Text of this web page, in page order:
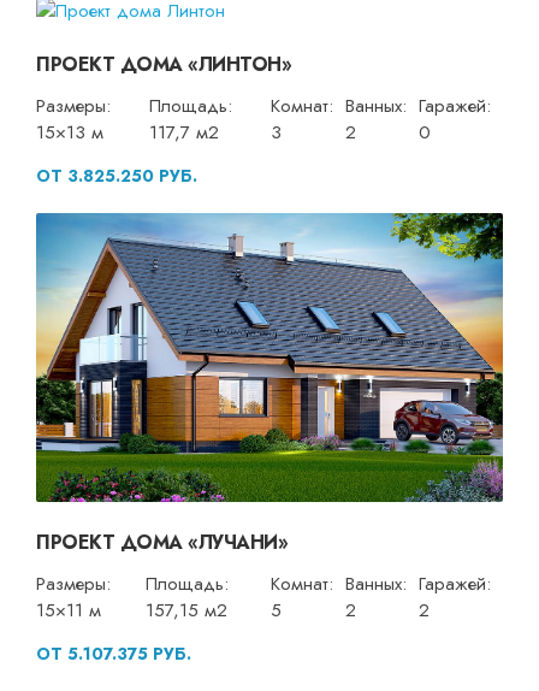
ПРОЕКТ ДОМА «ЛИНТОН»
Размеры:
15×13 м
Площадь:
117,7 м2
Комнат:
3
Ванных:
2
Гаражей:
0
ОТ 3.825.250 РУБ.
ПРОЕКТ ДОМА «ЛУЧАНИ»
Размеры:
15×11 м
Площадь:
157,15 м2
Комнат:
5
Ванных:
2
Гаражей:
2
ОТ 5.107.375 РУБ.